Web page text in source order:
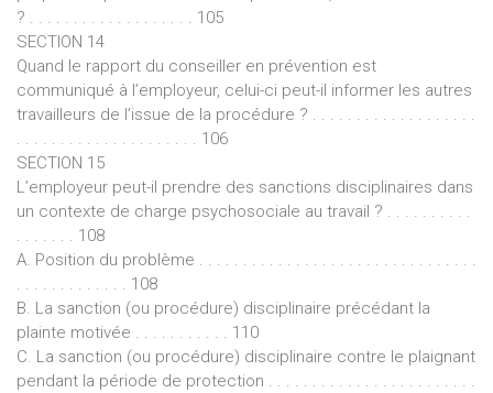
? . . . . . . . . . . . . . . . . . . . 105
SECTION 14
Quand le rapport du conseiller en prévention est
communiqué à l’employeur, celui-ci peut-il informer les autres
travailleurs de l’issue de la procédure ? . . . . . . . . . . . . . . . . . . .
. . . . . . . . . . . . . . . . . . . . . 106
SECTION 15
L’employeur peut-il prendre des sanctions disciplinaires dans
un contexte de charge psychosociale au travail ? . . . . . . . . . .
. . . . . . . 108
A. Position du problème . . . . . . . . . . . . . . . . . . . . . . . . . . . . . . . .
. . . . . . . . . . . . . 108
B. La sanction (ou procédure) disciplinaire précédant la
plainte motivée . . . . . . . . . . . 110
C. La sanction (ou procédure) disciplinaire contre le plaignant
pendant la période de protection . . . . . . . . . . . . . . . . . . . . . . . .